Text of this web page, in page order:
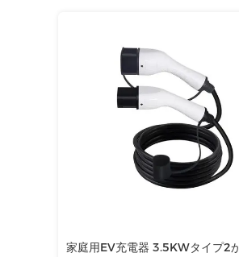
2からタイ家庭用EV充電器 3.5KWタイプ2